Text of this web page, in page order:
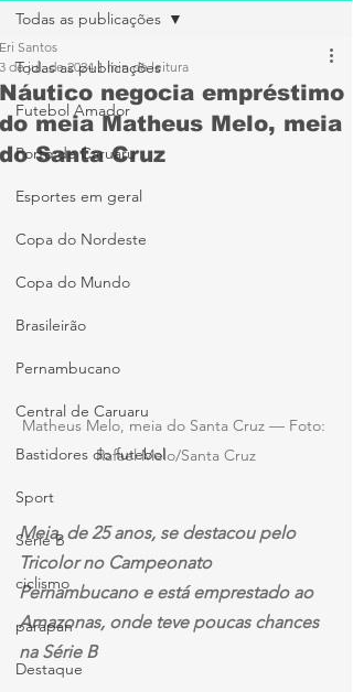
Todas as publicações
Futebol Amador
Porto de Caruaru
Esportes em geral
Copa do Nordeste
Copa do Mundo
Brasileirão
Pernambucano
Central de Caruaru
Bastidores do futebol
Sport
Série B
ciclismo
parapan
Destaque
Todas as publicações
Náutico negocia empréstimo
do meia Matheus Melo, meia
do Santa Cruz
Eri Santos
3 de jul. de 2024 1 min de leitura
Matheus Melo, meia do Santa Cruz — Foto:
Rafael Melo/Santa Cruz
Meia, de 25 anos, se destacou pelo
Tricolor no Campeonato
Pernambucano e está emprestado ao
Amazonas, onde teve poucas chances
na Série B